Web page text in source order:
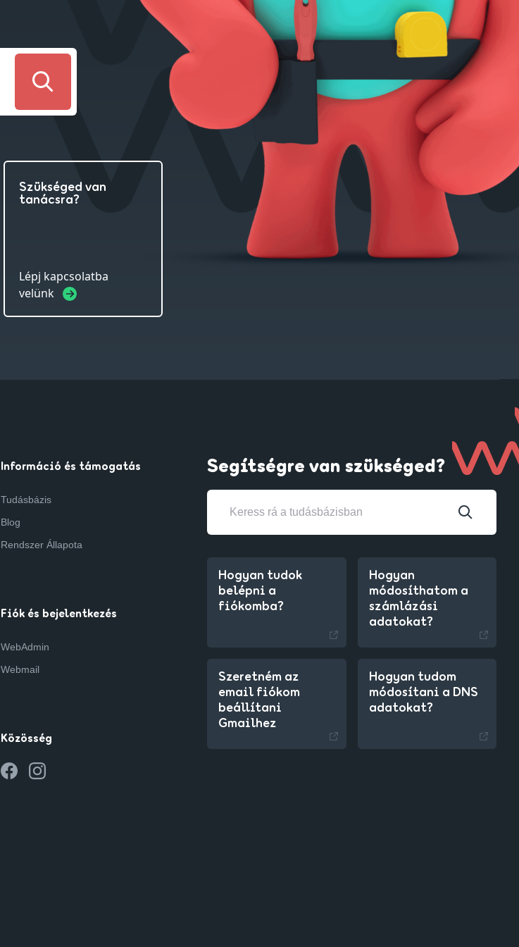
Szükséged van
tanácsra?
Lépj kapcsolatba
velünk
Információ és támogatás
Tudásbázis
Blog
Rendszer Állapota
Fiók és bejelentkezés
WebAdmin
Webmail
Közösség
Segítségre van szükséged?
Hogyan tudok
belépni a
fiókomba?
Hogyan
módosíthatom a
számlázási
adatokat?
Szeretném az
email fiókom
beállítani
Gmailhez
Hogyan tudom
módosítani a DNS
adatokat?